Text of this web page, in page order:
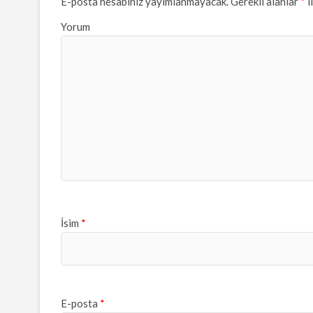
Yorum
İsim *
E-posta *